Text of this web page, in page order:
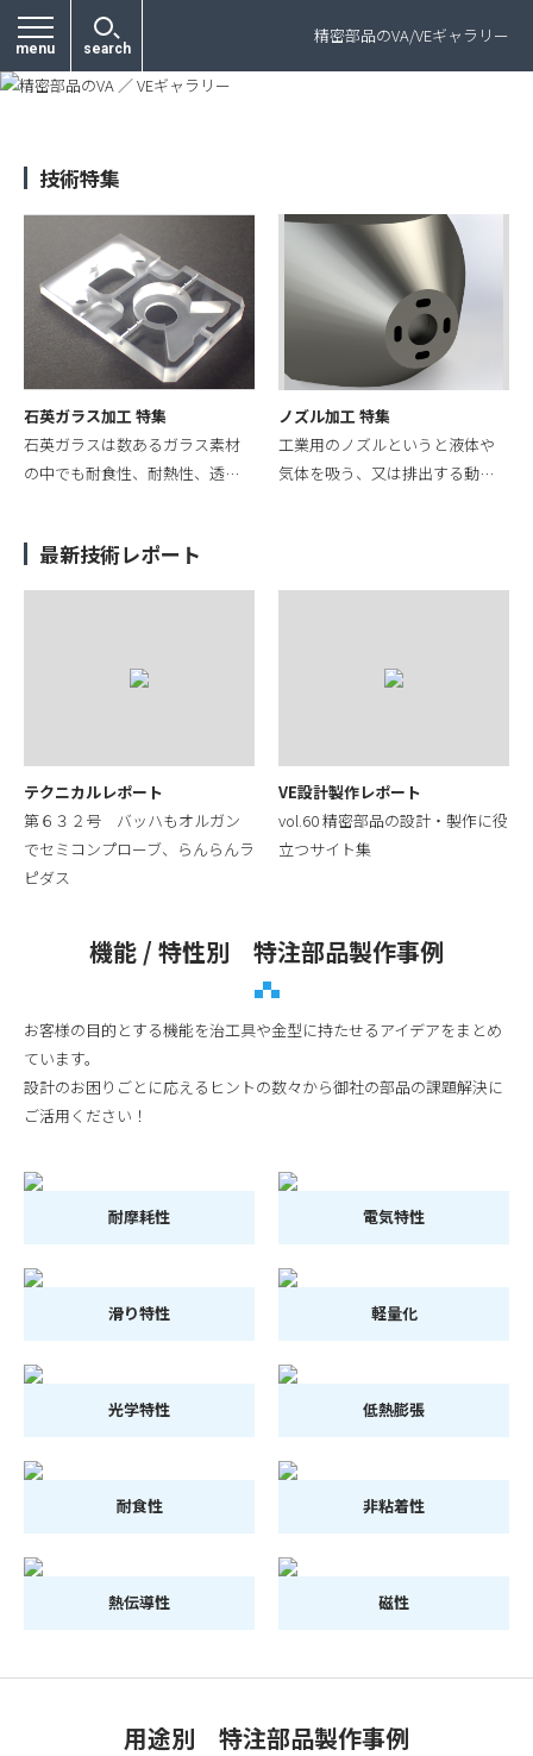
menu search
精密部品のVA/VEギャラリー
技術特集
石英ガラス加工 特集
石英ガラスは数あるガラス素材
の中でも耐食性、耐熱性、透…
ノズル加工 特集
工業用のノズルというと液体や
気体を吸う、又は排出する動…
最新技術レポート
テクニカルレポート
第６３２号 バッハもオルガン
でセミコンプローブ、らんらんラ
ピダス
VE設計製作レポート
vol.60 精密部品の設計・製作に役
立つサイト集
機能 / 特性別 特注部品製作事例
お客様の目的とする機能を治工具や金型に持たせるアイデアをまとめ
ています。
設計のお困りごとに応えるヒントの数々から御社の部品の課題解決に
ご活用ください！
耐摩耗性 電気特性
滑り特性 軽量化
光学特性 低熱膨張
耐食性 非粘着性
熱伝導性 磁性
用途別 特注部品製作事例